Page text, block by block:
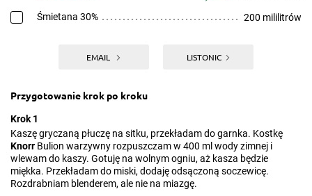
Śmietana 30% 200 mililitrów
EMAIL LISTONIC
Przygotowanie krok po kroku
Krok 1
Kaszę gryczaną płuczę na sitku, przekładam do garnka. Kostkę
Knorr Bulion warzywny rozpuszczam w 400 ml wody zimnej i
wlewam do kaszy. Gotuję na wolnym ogniu, aż kasza będzie
miękka. Przekładam do miski, dodaję odsączoną soczewicę.
Rozdrabniam blenderem, ale nie na miazgę.